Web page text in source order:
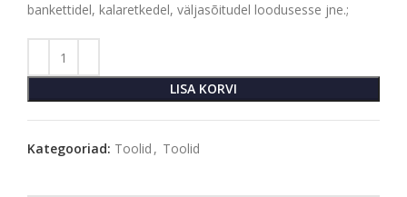
bankettidel, kalaretkedel, väljasõitudel loodusesse jne.;
LISA KORVI
Kategooriad: Toolid , Toolid